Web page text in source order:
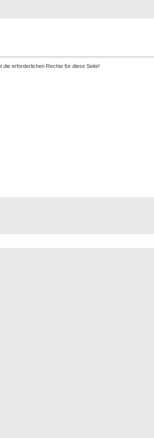
die erforderlichen Rechte für diese Seite!